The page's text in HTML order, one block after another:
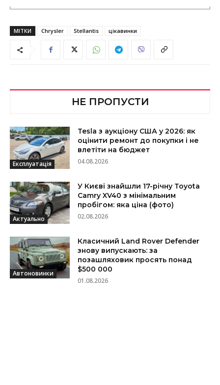
МІТКИ Chrysler Stellantis цікавинки
НЕ ПРОПУСТИ
Експлуатація
Tesla з аукціону США у 2026: як
оцінити ремонт до покупки і не
влетіти на бюджет
04.08.2026
Актуально
У Києві знайшли 17-річну Toyota
Camry XV40 з мінімальним
пробігом: яка ціна (фото)
02.08.2026
Автоновинки
Класичний Land Rover Defender
знову випускають: за
позашляховик просять понад
$500 000
01.08.2026